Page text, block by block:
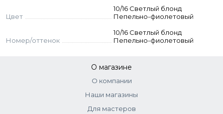
Окрашивание в оттенки темнее исходного
Цвет
10/16 Светлый блонд
Пепельно-фиолетовый
Номер/оттенок
10/16 Светлый блонд
Пепельно-фиолетовый
О магазине
О компании
Наши магазины
Для мастеров